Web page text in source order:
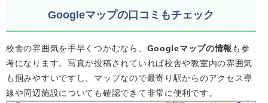
Googleマップの口コミもチェック
校舎の雰囲気を手早くつかむなら、 Googleマップの情報 も参
考になります。写真が投稿されていれば校舎や教室内の雰囲気
も掴みやすいですし、マップなので最寄り駅からのアクセス導
線や周辺施設についても確認できて非常に便利です。